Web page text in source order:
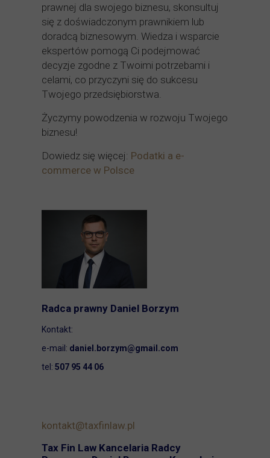
prawnej dla swojego biznesu, skonsultuj
się z doświadczonym prawnikiem lub
doradcą biznesowym. Wiedza i wsparcie
ekspertów pomogą Ci podejmować
decyzje zgodne z Twoimi potrzebami i
celami, co przyczyni się do sukcesu
Twojego przedsiębiorstwa.
Życzymy powodzenia w rozwoju Twojego
biznesu!
Dowiedz się więcej: Podatki a e-
commerce w Polsce
Radca prawny Daniel Borzym
Kontakt:
e-mail: daniel.borzym@gmail.com
tel: 507 95 44 06
kontakt@taxfinlaw.pl
Tax Fin Law Kancelaria Radcy